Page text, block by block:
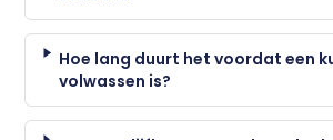
Hoe lang duurt het voordat een
volwassen is?